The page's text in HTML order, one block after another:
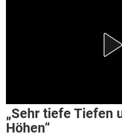
„Sehr tiefe Tiefen
Höhen“